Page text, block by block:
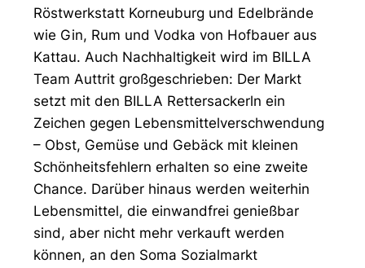
Röstwerkstatt Korneuburg und Edelbrände
wie Gin, Rum und Vodka von Hofbauer aus
Kattau. Auch Nachhaltigkeit wird im BILLA
Team Auttrit großgeschrieben: Der Markt
setzt mit den BILLA Rettersackerln ein
Zeichen gegen Lebensmittelverschwendung
– Obst, Gemüse und Gebäck mit kleinen
Schönheitsfehlern erhalten so eine zweite
Chance. Darüber hinaus werden weiterhin
Lebensmittel, die einwandfrei genießbar
sind, aber nicht mehr verkauft werden
können, an den Soma Sozialmarkt